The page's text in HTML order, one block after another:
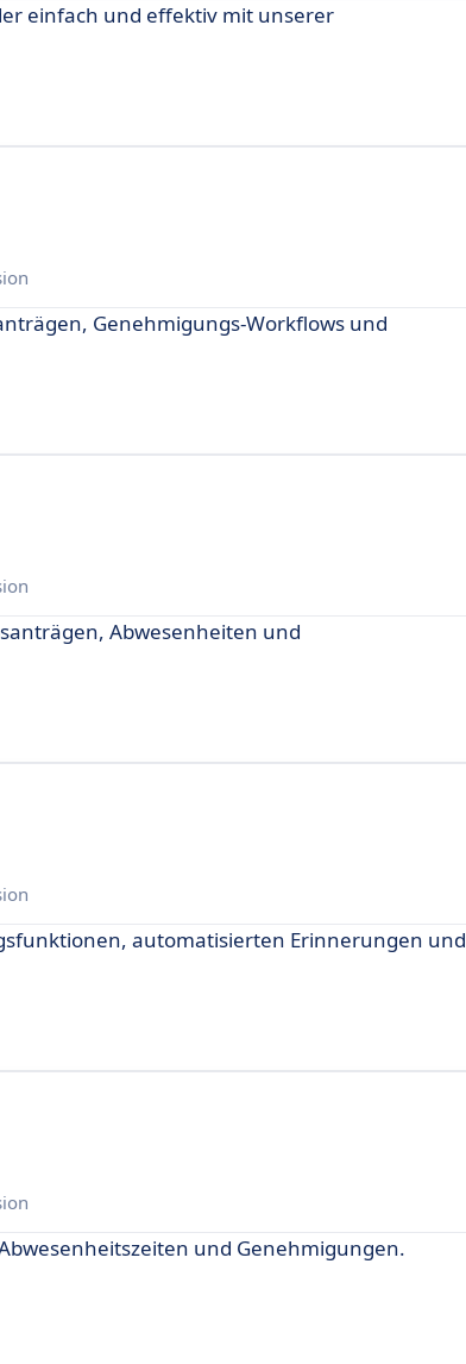
einfach und effektiv mit unserer
Genehmigungs-Workflows und
Abwesenheiten und
automatisierten Erinnerungen und
und Genehmigungen.